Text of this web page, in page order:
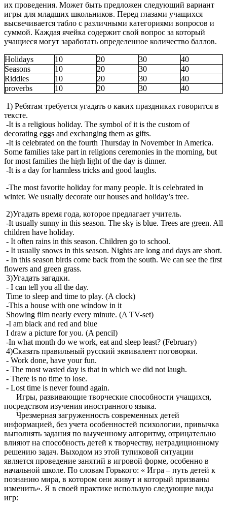
их проведения. Может быть предложен следующий вариант
игры для младших школьников. Перед глазами учащихся
высвечивается табло с различными категориями вопросов и
суммой. Каждая ячейка содержит свой вопрос за который
учащиеся могут заработать определенное количество баллов.
Holidays 10 20 30
40
Seasons
10 20 30
40
Riddles
10 20 30
40
proverbs
10 20 30 40
1) Ребятам требуется угадать о каких праздниках говорится в
тексте.
-It is a religious holiday. The symbol of it is the custom of
decorating eggs and exchanging them as gifts.
-It is celebrated on the fourth Thursday in November in America.
Some families take part in religions ceremonies in the morning, but
for most families the high light of the day is dinner.
-It is a day for harmless tricks and good laughs.
-The most favorite holiday for many people. It is celebrated in
winter. We usually decorate our houses and holiday’s tree.
2)Угадать время года, которое предлагает учитель.
-It usually sunny in this season. The sky is blue. Trees are green. All
children have holiday.
- It often rains in this season. Children go to school.
- It usually snows in this season. Nights are long and days are short.
- In this season birds come back from the south. We can see the first
flowers and green grass.
3)Угадать загадки.
- I can tell you all the day.
Time to sleep and time to play. (A clock)
-This a house with one window in it
Showing film nearly every minute. (A TV-set)
-I am black and red and blue
I draw a picture for you. (A pencil)
-In what month do we work, eat and sleep least? (February)
4)Сказать правильный русский эквивалент поговорки.
- Work done, have your fun.
- The most wasted day is that in which we did not laugh.
- There is no time to lose.
- Lost time is never found again.
Игры, развивающие творческие способности учащихся,
посредством изучения иностранного языка.
Чрезмерная загруженность современных детей
информацией, без учета особенностей психологии, привычка
выполнять задания по выученному алгоритму, отрицательно
влияют на способность детей к творчеству, нетрадиционному
решению задач. Выходом из этой тупиковой ситуации
является проведение занятий в игровой форме, особенно в
начальной школе. По словам Горького: « Игра – путь детей к
познанию мира, в котором они живут и который призваны
изменить». Я в своей практике использую следующие виды
игр: